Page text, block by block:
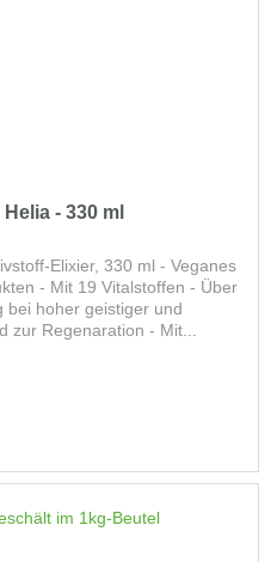
- 330 ml
Elixier, 330 ml - Veganes
- Mit 19 Vitalstoffen - Über
bei hoher geistiger und
zur Regenaration - Mit...